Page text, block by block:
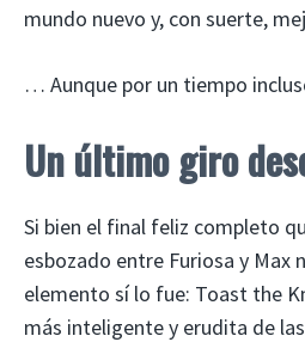
mundo nuevo y, con suerte,
… Aunque por un tiempo
Un último giro
Si bien el final feliz completo
esbozado entre Furiosa y Max
elemento sí lo fue: Toast the
más inteligente y erudita de